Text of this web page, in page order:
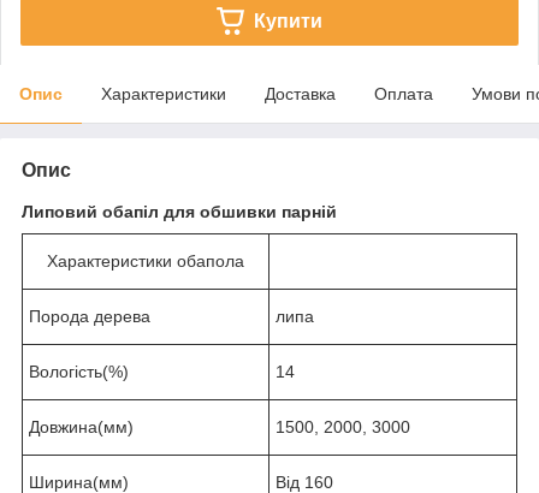
Купити
Опис Характеристики Доставка Оплата Умови
Опис
Липовий обапіл для обшивки парній
Характеристики обапола
Порода дерева липа
Вологість(%) 14
Довжина(мм) 1500, 2000, 3000
Ширина(мм) Від 160